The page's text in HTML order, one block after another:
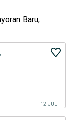
Baru,
12 JUL